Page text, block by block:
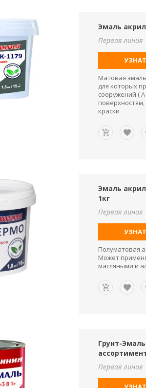
Эмаль
Первая линия
Матовая
для которых
сооружений (
краски
Эмаль
1кг
Первая линия
Полуматовая
Может
масляными и
Грунт-
Первая линия